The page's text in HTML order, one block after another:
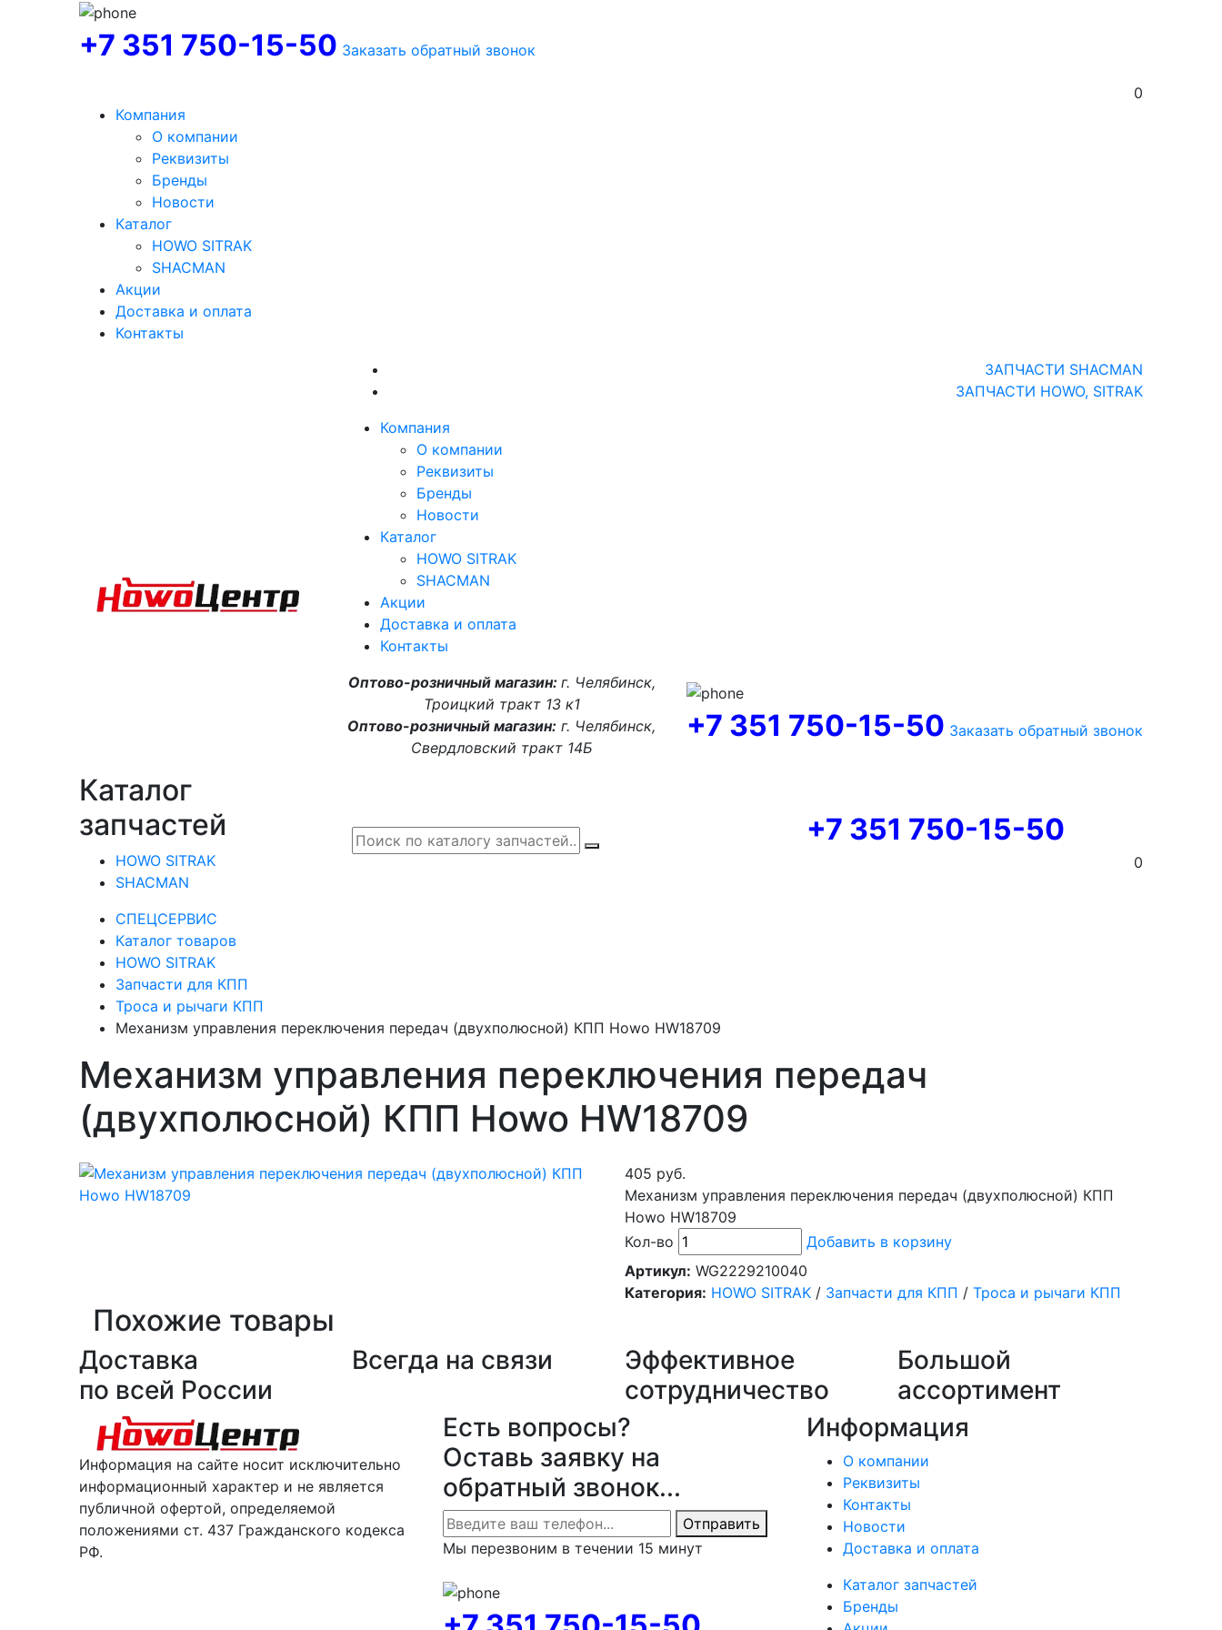
+7 351 750-15-50 Заказать обратный звонок
0
Компания
О компании
Реквизиты
Бренды
Новости
Каталог
HOWO SITRAK
SHACMAN
Акции
Доставка и оплата
Контакты
ЗАПЧАСТИ SHACMAN
ЗАПЧАСТИ HOWO, SITRAK
Компания
О компании
Реквизиты
Бренды
Новости
Каталог
HOWO SITRAK
SHACMAN
Акции
Доставка и оплата
Контакты
Оптово-розничный магазин: г. Челябинск,
Троицкий тракт 13 к1
Оптово-розничный магазин: г. Челябинск,
Свердловский тракт 14Б
+7 351 750-15-50 Заказать обратный звонок
Каталог
запчастей
HOWO SITRAK
SHACMAN
+7 351 750-15-50
0
СПЕЦСЕРВИС
Каталог товаров
HOWO SITRAK
Запчасти для КПП
Троса и рычаги КПП
Механизм управления переключения передач (двухполюсной) КПП Howo HW18709
Механизм управления переключения передач
(двухполюсной) КПП Howo HW18709
405 руб.
Механизм управления переключения передач (двухполюсной) КПП
Howo HW18709
Кол-во
Добавить в корзину
Артикул: WG2229210040
Категория: HOWO SITRAK / Запчасти для КПП / Троса и рычаги КПП
Похожие товары
Доставка
по всей России
Всегда на связи
Эффективное
сотрудничество
Большой
ассортимент
Информация на сайте носит исключительно
информационный характер и не является
публичной офертой, определяемой
положениями ст. 437 Гражданского кодекса
РФ.
Есть вопросы?
Оставь заявку на
обратный звонок...
Отправить
Мы перезвоним в течении 15 минут
Информация
О компании
Реквизиты
Контакты
Новости
Доставка и оплата
Каталог запчастей
Бренды